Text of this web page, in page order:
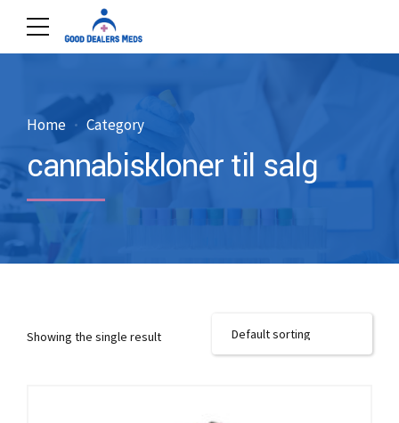
Home Category
cannabiskloner til salg
Showing the single result